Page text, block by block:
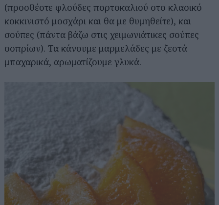
(προσθέστε φλούδες πορτοκαλιού στο κλασικό
κοκκινιστό μοσχάρι και θα με θυμηθείτε), και
σούπες (πάντα βάζω στις χειμωνιάτικες σούπες
οσπρίων). Τα κάνουμε μαρμελάδες με ζεστά
μπαχαρικά, αρωματίζουμε γλυκά.